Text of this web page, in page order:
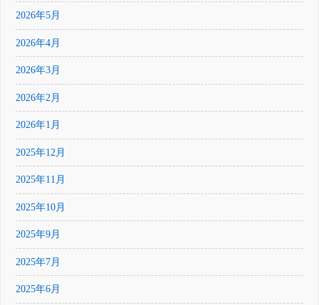
2026年5月
2026年4月
2026年3月
2026年2月
2026年1月
2025年12月
2025年11月
2025年10月
2025年9月
2025年7月
2025年6月